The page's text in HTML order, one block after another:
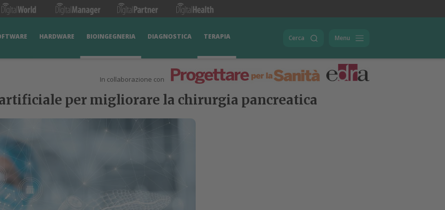
HARDWARE BIOINGEGNERIA DIAGNOSTICA TERAPIA Cerca Menu
In collaborazione con
per migliorare la chirurgia pancreatica